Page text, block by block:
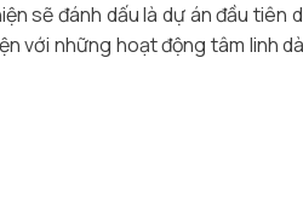
sẽ đánh dấu là dự án đầu
với những hoạt động tâm linh